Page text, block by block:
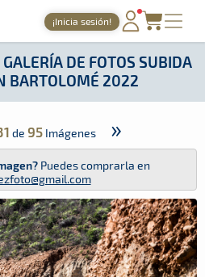
del motor desde 1999
¡Inicia sesión!
PORTADA
TIEMPOS ONLINE
AGENDA
TIENDA
ARCHIVO
Galería de Fotos Subida
GALERÍA DE FOTOS SUBIDA
BARTOLOMÉ 2022
de 95 Imágenes »
Puedes comprarla en